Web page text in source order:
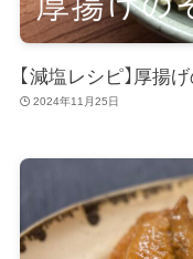
【減塩レシピ】厚揚
2024年11月25日